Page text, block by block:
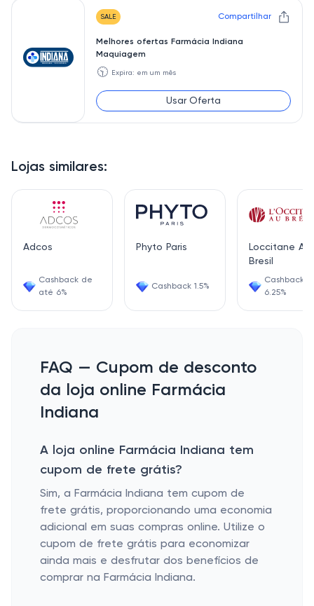
Lojas similares:
Adcos
Cashback de
até 6%
Phyto Paris
Cashback 1.5%
Loccitane Au
Bresil
Cashback
6.25%
SALE Compartilhar
Melhores ofertas Farmácia Indiana
Maquiagem
🕥 Expira: em um mês
Usar Oferta
FAQ — Cupom de desconto
da loja online Farmácia
Indiana
A loja online Farmácia Indiana tem
cupom de frete grátis?
Sim, a Farmácia Indiana tem cupom de
frete grátis, proporcionando uma economia
adicional em suas compras online. Utilize o
cupom de frete grátis para economizar
ainda mais e desfrutar dos benefícios de
comprar na Farmácia Indiana.